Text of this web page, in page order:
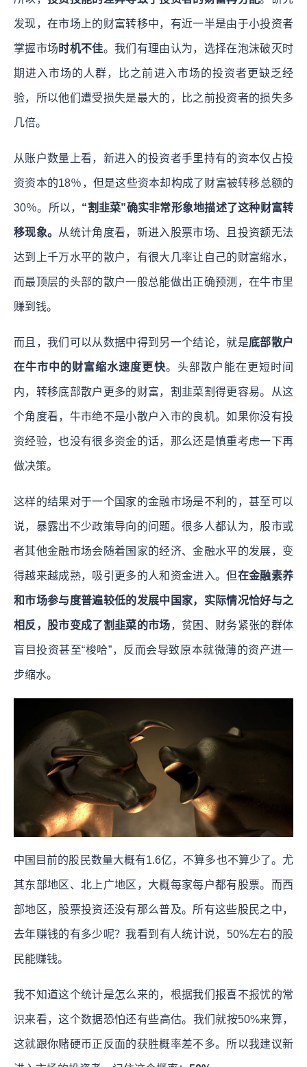
发现，在市场上的财富转移中，有近一半是由于小投资者
掌握市场 时机不佳。我们有理由认为，选择在泡沫破灭时
期进入市场的人群，比之前进入市场的投资者更缺乏经
验，所以他们遭受损失是最大的，比之前投资者的损失多
几倍。
从账户数量上看，新进入的投资者手里持有的资本仅占投
资资本的18％，但是这些资本却构成了财富被转移总额的
30％。所以， “割韭菜”确实非常形象地描述了这种财富转
移现象。 从统计角度看，新进入股票市场、且投资额无法
达到上千万水平的散户，有很大几率让自己的财富缩水，
而最顶层的头部的散户一般总能做出正确预测，在牛市里
赚到钱。
而且，我们可以从数据中得到另一个结论，就是底部散户
在牛市中的财富缩水速度更快。头部散户能在更短时间
内，转移底部散户更多的财富，割韭菜割得更容易。从这
个角度看，牛市绝不是小散户入市的良机。如果你没有投
资经验，也没有很多资金的话，那么还是慎重考虑一下再
做决策。
这样的结果对于一个国家的金融市场是不利的，甚至可以
说，暴露出不少政策导向的问题。很多人都认为，股市或
者其他金融市场会随着国家的经济、金融水平的发展，变
得越来越成熟，吸引更多的人和资金进入。但在金融素养
和市场参与度普遍较低的发展中国家，实际情况恰好与之
相反，股市变成了割韭菜的市场，贫困、财务紧张的群体
盲目投资甚至“梭哈”，反而会导致原本就微薄的资产进一
步缩水。
中国目前的股民数量大概有1.6亿，不算多也不算少了。尤
其东部地区、北上广地区，大概每家每户都有股票。而西
部地区，股票投资还没有那么普及。所有这些股民之中，
去年赚钱的有多少呢？我看到有人统计说，50%左右的股
民能赚钱。
我不知道这个统计是怎么来的，根据我们报喜不报忧的常
识来看，这个数据恐怕还有些高估。我们就按50%来算，
这就跟你赌硬币正反面的获胜概率差不多。所以我建议新